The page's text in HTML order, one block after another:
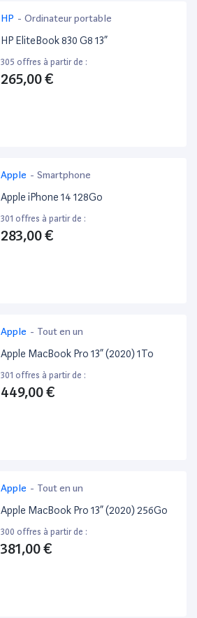
HP - Ordinateur portable
HP EliteBook 830 G8 13”
305 offres à partir de :
265,00 €
Apple - Smartphone
Apple iPhone 14 128Go
301 offres à partir de :
283,00 €
Apple - Tout en un
Apple MacBook Pro 13” (2020) 1To
301 offres à partir de :
449,00 €
Apple - Tout en un
Apple MacBook Pro 13” (2020) 256Go
300 offres à partir de :
381,00 €